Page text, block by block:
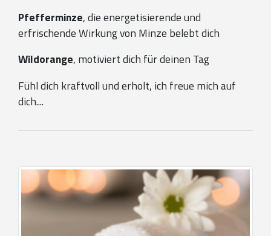
Pfefferminze, die energetisierende und
erfrischende Wirkung von Minze belebt dich
Wildorange, motiviert dich für deinen Tag
Fühl dich kraftvoll und erholt, ich freue mich auf
dich....